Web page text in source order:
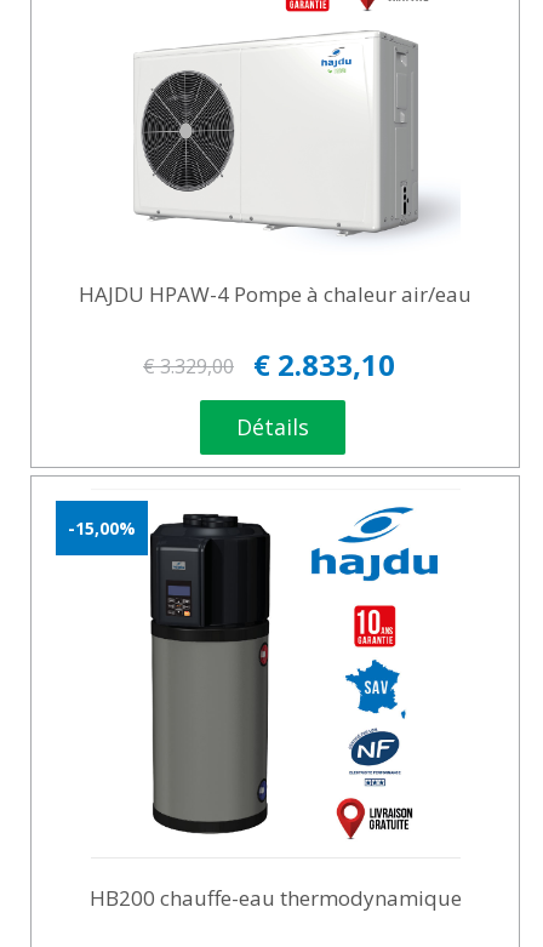
HAJDU HPAW-4 Pompe à chaleur air/eau
€ 3.329,00 € 2.833,10
Détails
HB200 chauffe-eau thermodynamique
-15,00%